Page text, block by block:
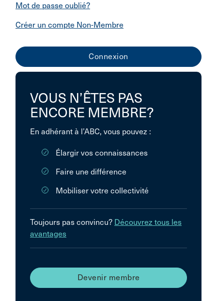
Mot de passe oublié?
Créer un compte Non-Membre
VOUS N’ÊTES PAS
ENCORE MEMBRE?
En adhérant à l’ABC, vous pouvez :
Élargir vos connaissances
Faire une différence
Mobiliser votre collectivité
Toujours pas convincu? Découvrez tous les
avantages
Devenir membre